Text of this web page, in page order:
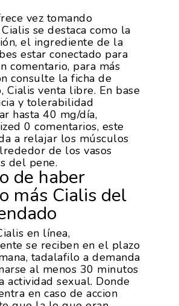
vez tomando
se destaca como la
el ingrediente de la
estar conectado para
comentario, para más
consulte la ficha de
Cialis venta libre. En base
y tolerabilidad
hasta 40 mg/día,
0 comentarios, este
a relajar los músculos
de los vasos
del pene.
de haber
más Cialis del
en línea,
se reciben en el plazo
tadalafilo a demanda
al menos 30 minutos
actividad sexual. Donde
en caso de accion